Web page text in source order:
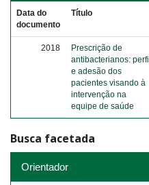
Data do
documento
Título
2018
Prescrição de
antibacterianos: perfil
e adesão dos
pacientes visando à
intervenção na
equipe de saúde
Busca facetada
Orientador